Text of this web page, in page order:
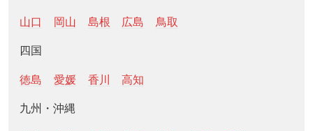
山口 岡山 島根 広島 鳥取
四国
徳島 愛媛 香川 高知
九州・沖縄